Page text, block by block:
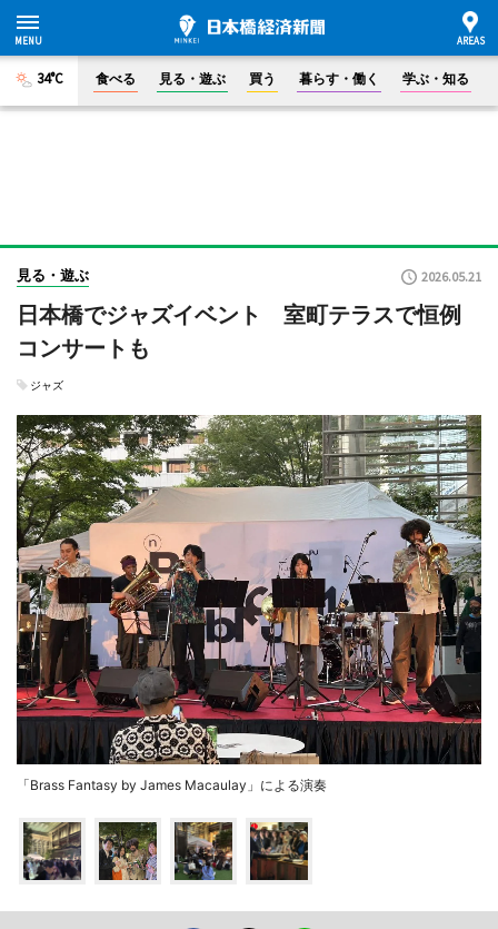
34°C 食べる 見る・遊ぶ 買う 暮らす・働く 学ぶ・知る
見る・遊ぶ 2026.05.21
日本橋でジャズイベント 室町テラスで恒例
コンサートも
ジャズ
「Brass Fantasy by James Macaulay」による演奏